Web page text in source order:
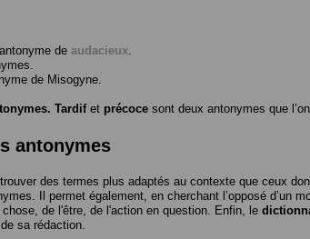
de audacieux
de Misogyne
Tardifet précoce sont deux antonymes que
antonymes
des termes plus adaptés au contexte que ceux
Il permet également, en cherchant l’opposé d’un
de l'être, de l'action en question. Enfin, le
sa rédaction.